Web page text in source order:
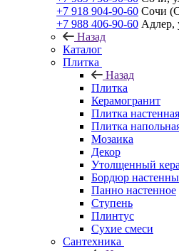
+7 918 904-90-60 Сочи
+7 988 406-90-60 Адлер,
Назад
Каталог
Плитка
Назад
Плитка
Керамогранит
Плитка настенная
Плитка
Мозаика
Декор
Утолщенный
Бордюр
Панно настенное
Ступень
Плинтус
Сухие смеси
Сантехника